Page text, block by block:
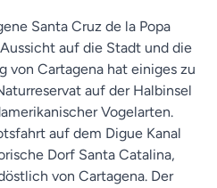
Santa Cruz de la Popa
auf die Stadt und die
von Cartagena hat einiges zu
auf der Halbinsel
Vogelarten.
auf dem Digue Kanal
Dorf Santa Catalina,
von Cartagena. Der